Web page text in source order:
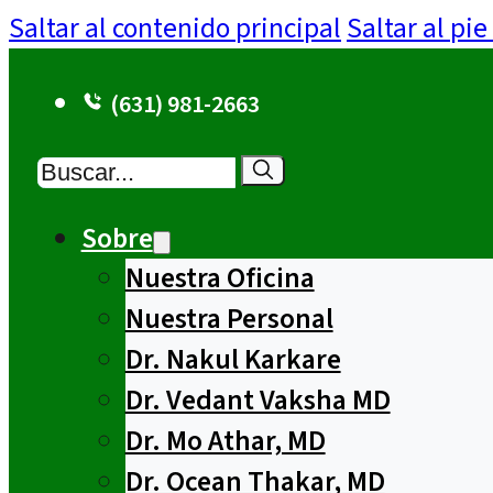
Saltar al contenido principalSaltar al
(631) 981-2663
Buscar
Sobre
Nuestra Oficina
Nuestra Personal
Dr. Nakul Karkare
Dr. Vedant Vaksha MD
Dr. Mo Athar, MD
Dr. Ocean Thakar, MD